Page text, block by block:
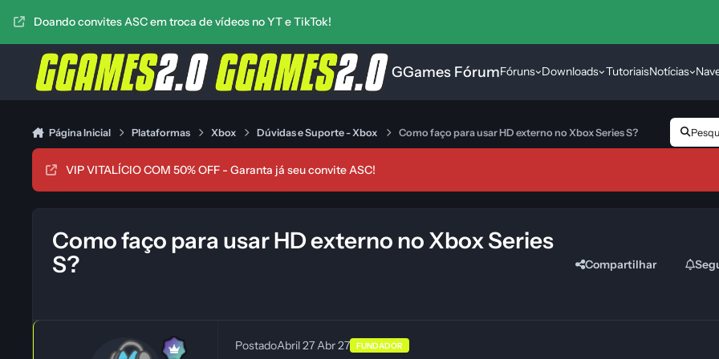
Doando convites ASC em troca de vídeos no YT e TikTok!
GGames FórumFóruns Downloads TutoriaisNotícias
Página Inicial Plataformas Xbox Dúvidas e Suporte - Xbox Como faço para usar HD externo no Xbox Series S?
VIP VITALÍCIO COM 50% OFF - Garanta já seu convite ASC!
Como faço para usar HD externo no Xbox Series
S?
Compartilhar
PostadoAbril 27Abr 27 FUNDADOR